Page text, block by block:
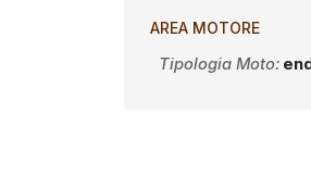
AREA MOTORE
Tipologia Moto: